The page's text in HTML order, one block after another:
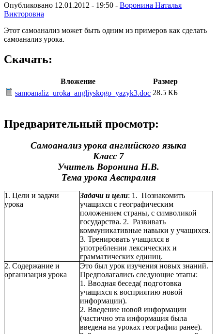
Опубликовано 12.01.2012 - 19:50 - Воронина Наталья
Викторовна
Этот самоанализ может быть одним из примеров как сделать
самоанализ урока.
Скачать:
Вложение
Размер
samoanaliz_uroka_angliyskogo_yazyk3.doc 28.5 КБ
Предварительный просмотр:
Самоанализ урока английского языка
Класс 7
Учитель Воронина Н.В.
Тема урока Австралия
1. Цели и задачи
урока
Задачи и цели: 1. Познакомить
учащихся с географическим
положением страны, с символикой
государства. 2. Развивать
коммуникативные навыки у учащихся.
3. Тренировать учащихся в
употреблении лексических и
грамматических единиц.
2. Содержание и
организация урока
Это был урок изучения новых знаний.
Предполагались следующие этапы:
1. Вводная беседа( подготовка
учащихся к восприятию новой
информации).
2. Введение новой информации
(частично эта информация была
введена на уроках географии ранее).